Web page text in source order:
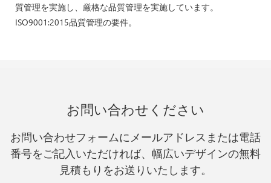
質管理を実施し、厳格な品質管理を実施しています。
ISO9001:2015品質管理の要件。
お問い合わせください
お問い合わせフォームにメールアドレスまたは電話
番号をご記入いただければ、幅広いデザインの無料
見積もりをお送りいたします。